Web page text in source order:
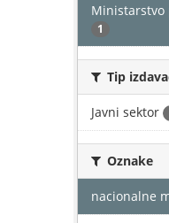
Ministarstvo
1
Tip
Javni sektor
Oznake
nacionalne